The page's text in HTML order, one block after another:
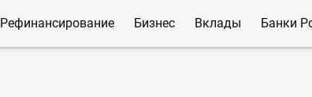
Рефинансирование Бизнес Вклады Банки